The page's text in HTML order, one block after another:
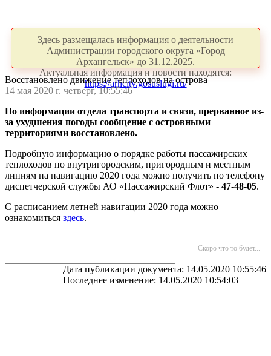
Здесь размещалась информация о деятельности
Администрации городского округа «Город
Архангельск» до 31.12.2025.
Актуальная информация и новости находятся:
https://arhcity.gosuslugi.ru/
Восстановлено движение теплоходов на острова
14 мая 2020 г. четверг, 10:55:46
По информации отдела транспорта и связи, прерванное из-
за ухудшения погоды сообщение с островными
территориями восстановлено.
Подробную информацию о порядке работы пассажирских
теплоходов по внутригородским, пригородным и местным
линиям на навигацию 2020 года можно получить по телефону
диспетчерской службы АО «Пассажирский Флот» - 47-48-05.
С расписанием летней навигации 2020 года можно
ознакомиться здесь.
Скоро что то будет...
Дата публикации документа: 14.05.2020 10:55:46
Последнее изменение: 14.05.2020 10:54:03